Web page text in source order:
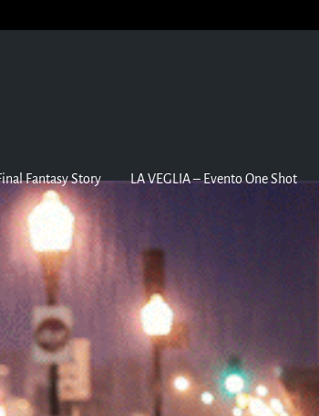
Fantasy Story LA VEGLIA – Evento One Shot